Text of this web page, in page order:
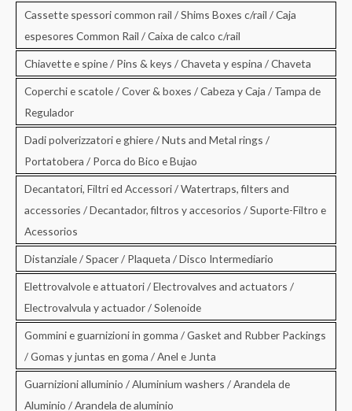
Cassette spessori common rail / Shims Boxes c/rail / Caja
espesores Common Rail / Caixa de calco c/rail
Chiavette e spine / Pins & keys / Chaveta y espina / Chaveta
Coperchi e scatole / Cover & boxes / Cabeza y Caja / Tampa de
Regulador
Dadi polverizzatori e ghiere / Nuts and Metal rings /
Portatobera / Porca do Bico e Bujao
Decantatori, Filtri ed Accessori / Watertraps, filters and
accessories / Decantador, filtros y accesorios / Suporte-Filtro e
Acessorios
Distanziale / Spacer / Plaqueta / Disco Intermediario
Elettrovalvole e attuatori / Electrovalves and actuators /
Electrovalvula y actuador / Solenoide
Gommini e guarnizioni in gomma / Gasket and Rubber Packings
/ Gomas y juntas en goma / Anel e Junta
Guarnizioni alluminio / Aluminium washers / Arandela de
Aluminio / Arandela de aluminio